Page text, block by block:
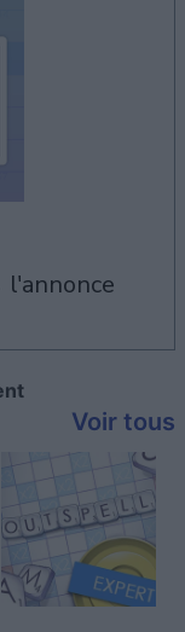
l'annonce
Voir tous